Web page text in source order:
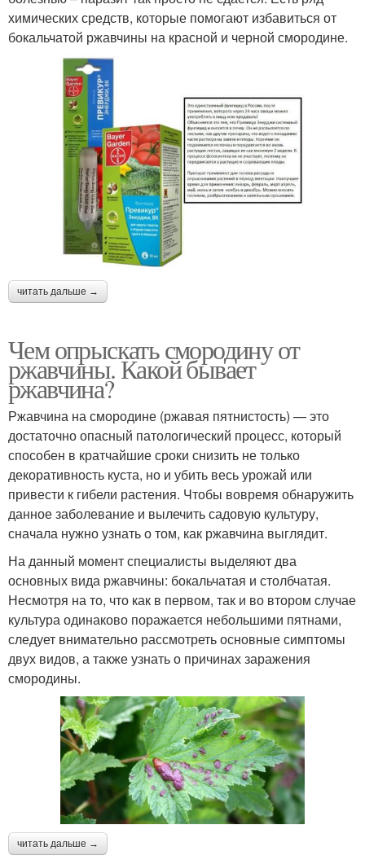
химических средств, которые помогают избавиться от
бокальчатой ржавчины на красной и черной смородине.
читать дальше →
Чем опрыскать смородину от
ржавчины. Какой бывает
ржавчина?
Ржавчина на смородине (ржавая пятнистость) — это
достаточно опасный патологический процесс, который
способен в кратчайшие сроки снизить не только
декоративность куста, но и убить весь урожай или
привести к гибели растения. Чтобы вовремя обнаружить
данное заболевание и вылечить садовую культуру,
сначала нужно узнать о том, как ржавчина выглядит.
На данный момент специалисты выделяют два
основных вида ржавчины: бокальчатая и столбчатая.
Несмотря на то, что как в первом, так и во втором случае
культура одинаково поражается небольшими пятнами,
следует внимательно рассмотреть основные симптомы
двух видов, а также узнать о причинах заражения
смородины.
читать дальше →